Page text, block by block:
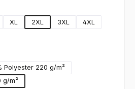
XL 2XL 3XL
4XL
Polyester 220 g/m²
g/m²